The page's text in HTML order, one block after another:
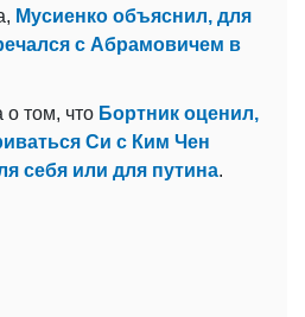
Мусиенко объяснил, для
с Абрамовичем в
о том, что Бортник оценил,
Си с Ким Чен
себя или для путина.